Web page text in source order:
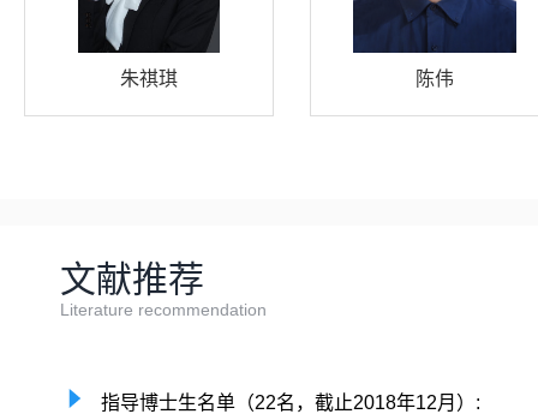
朱祺琪 陈伟
文献推荐
Literature recommendation
指导博士生名单（22名，截止2018年12月）: